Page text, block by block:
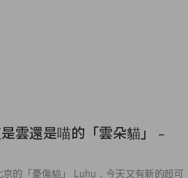
雲還是喵的「雲朵貓」﹣
的「憂傷貓」 Luhu，今天又有新的超可